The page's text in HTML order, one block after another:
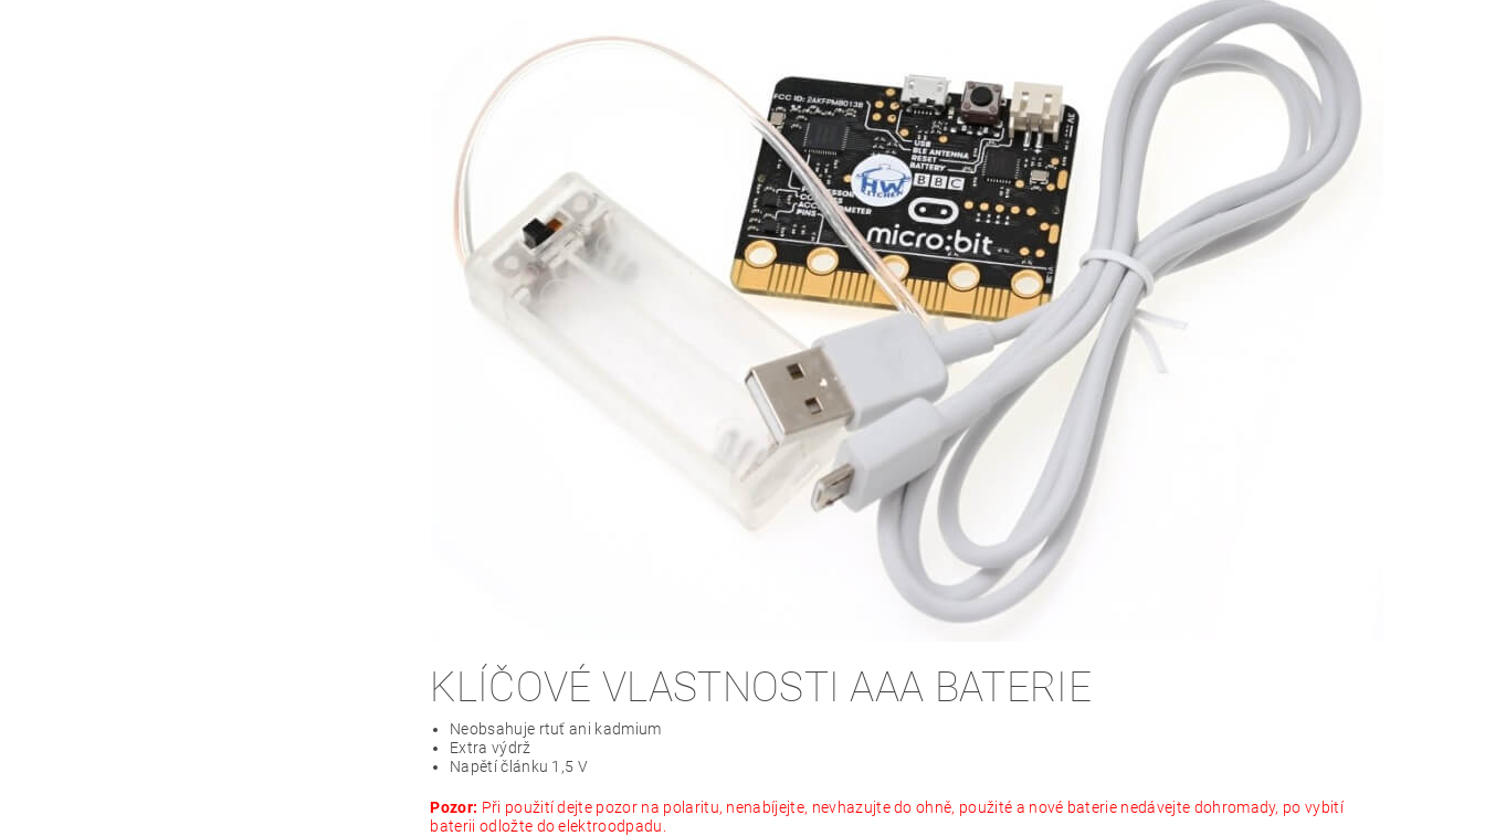
KLÍČOVÉ VLASTNOSTI AAA BATERIE
Neobsahuje rtuť ani kadmium
Extra výdrž
Napětí článku 1,5 V
Pozor: Při použití dejte pozor na polaritu, nenabíjejte, nevhazujte do ohně, použité a nové baterie nedávejte dohromady, po vybití
baterii odložte do elektroodpadu.